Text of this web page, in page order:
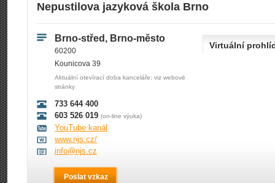
Nepustilova jazyková škola Brno
Brno-střed, Brno-město
60200
Kounicova 39
Aktuální otevírací doba kanceláře: viz webové
stránky
733 644 400
603 526 019 (on-line výuka)
YouTube kanál
www.njs.cz/
info@njs.cz
Poslat vzkaz
Virtuální